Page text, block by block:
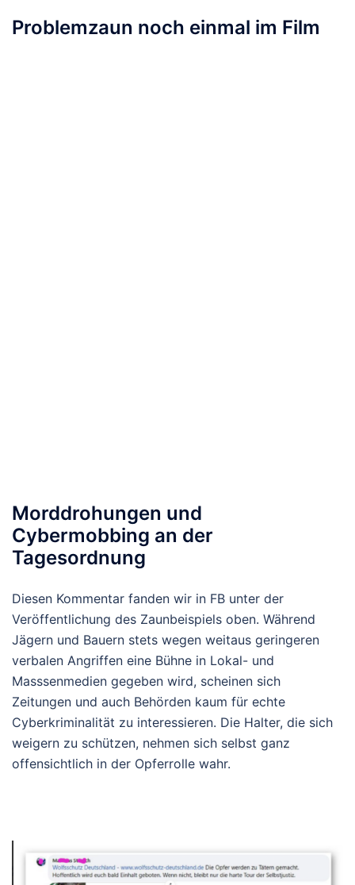
Problemzaun noch einmal im Film
Morddrohungen und
Cybermobbing an der
Tagesordnung
Diesen Kommentar fanden wir in FB unter der
Veröffentlichung des Zaunbeispiels oben. Während
Jägern und Bauern stets wegen weitaus geringeren
verbalen Angriffen eine Bühne in Lokal- und
Masssenmedien gegeben wird, scheinen sich
Zeitungen und auch Behörden kaum für echte
Cyberkriminalität zu interessieren. Die Halter, die sich
weigern zu schützen, nehmen sich selbst ganz
offensichtlich in der Opferrolle wahr.